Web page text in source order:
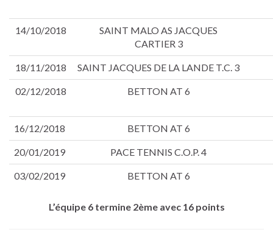
14/10/2018
SAINT MALO AS JACQUES
CARTIER 3
18/11/2018 SAINT JACQUES DE LA LANDE T.C. 3
02/12/2018 BETTON AT 6
16/12/2018 BETTON AT 6
20/01/2019 PACE TENNIS C.O.P. 4
03/02/2019 BETTON AT 6
L’équipe 6 termine 2ème avec 16 points